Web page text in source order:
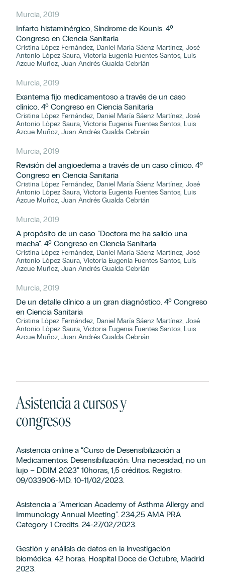
Murcia, 2019
Infarto histaminérgico, Síndrome de Kounis. 4º
Congreso en Ciencia Sanitaria
Cristina López Fernández, Daniel María Sáenz Martínez, José
Antonio López Saura, Victoria Eugenia Fuentes Santos, Luis
Azcue Muñoz, Juan Andrés Gualda Cebrián
Murcia, 2019
Exantema fijo medicamentoso a través de un caso
clínico. 4º Congreso en Ciencia Sanitaria
Cristina López Fernández, Daniel María Sáenz Martínez, José
Antonio López Saura, Victoria Eugenia Fuentes Santos, Luis
Azcue Muñoz, Juan Andrés Gualda Cebrián
Murcia, 2019
Revisión del angioedema a través de un caso clínico. 4º
Congreso en Ciencia Sanitaria
Cristina López Fernández, Daniel María Sáenz Martínez, José
Antonio López Saura, Victoria Eugenia Fuentes Santos, Luis
Azcue Muñoz, Juan Andrés Gualda Cebrián
Murcia, 2019
A propósito de un caso "Doctora me ha salido una
macha". 4º Congreso en Ciencia Sanitaria
Cristina López Fernández, Daniel María Sáenz Martínez, José
Antonio López Saura, Victoria Eugenia Fuentes Santos, Luis
Azcue Muñoz, Juan Andrés Gualda Cebrián
Murcia, 2019
De un detalle clínico a un gran diagnóstico. 4º Congreso
en Ciencia Sanitaria
Cristina López Fernández, Daniel María Sáenz Martínez, José
Antonio López Saura, Victoria Eugenia Fuentes Santos, Luis
Azcue Muñoz, Juan Andrés Gualda Cebrián
Asistencia a cursos y
congresos
Asistencia online a “Curso de Desensibilización a
Medicamentos: Desensibilización: Una necesidad, no un
lujo – DDIM 2023” 10horas, 1,5 créditos. Registro:
09/033906-MD. 10-11/02/2023.
Asistencia a “American Academy of Asthma Allergy and
Immunology Annual Meeting”. 234,25 AMA PRA
Category 1 Credits. 24-27/02/2023.
Gestión y análisis de datos en la investigación
biomédica. 42 horas. Hospital Doce de Octubre, Madrid
2023.